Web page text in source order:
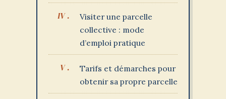
Visiter une parcelle
collective : mode
d’emploi pratique
Tarifs et démarches pour
obtenir sa propre parcelle